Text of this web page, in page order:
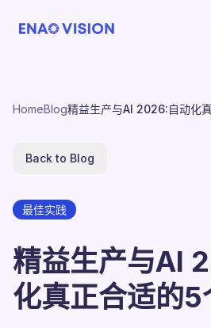
HomeBlog精益生产与AI 2026:自动化
Back to Blog
最佳实践
精益生产与AI
化真正合适的5